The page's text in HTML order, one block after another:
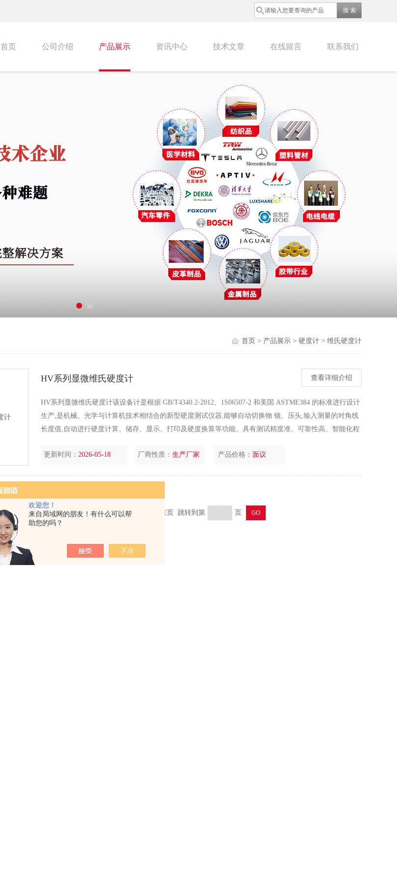
欢迎您！
来自局域网的朋友！有什么可以帮
助您的吗？
首页 公司介绍 产品展示 资讯中心 技术文章 在线留言 联系我们
首页 > 产品展示 > 硬度计 > 维氏硬度计
HV系列显微维氏硬度计 查看详细介绍
HV系列显微维氏硬度计该设备计是根据 GB/T4340.2-2012、1S06507-2 和美国 ASTME384 的标准进行设计
生产,是机械、光学与计算机技术相结合的新型硬度测试仪器,能够自动切换物 镜、压头,输入测量的对角线
长度值,自动进行硬度计算、储存、显示、打印及硬度换算等功能。具有测试精度准、可靠性高、智能化程
更新时间：2026-05-18 厂商性质：生产厂家 产品价格： 面议
共 1 条记录，当前 1 / 1 页 首页 上一页 下一页 末页 跳转到第 页